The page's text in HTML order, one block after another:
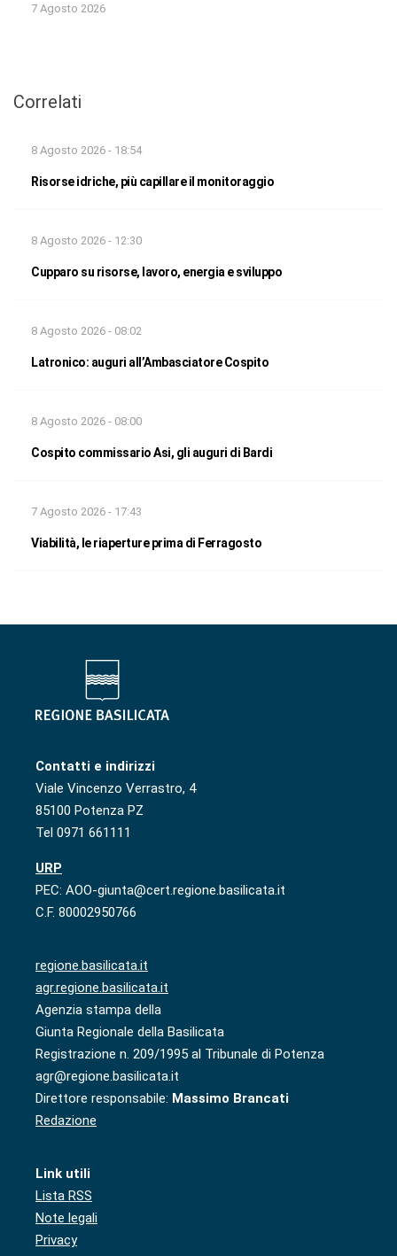
7 Agosto 2026
Correlati
8 Agosto 2026 - 18:54
Risorse idriche, più capillare il monitoraggio
8 Agosto 2026 - 12:30
Cupparo su risorse, lavoro, energia e sviluppo
8 Agosto 2026 - 08:02
Latronico: auguri all’Ambasciatore Cospito
8 Agosto 2026 - 08:00
Cospito commissario Asi, gli auguri di Bardi
7 Agosto 2026 - 17:43
Viabilità, le riaperture prima di Ferragosto
Contatti e indirizzi
Viale Vincenzo Verrastro, 4
85100 Potenza PZ
Tel 0971 661111
URP
PEC: AOO-giunta@cert.regione.basilicata.it
C.F. 80002950766
regione.basilicata.it
agr.regione.basilicata.it
Agenzia stampa della
Giunta Regionale della Basilicata
Registrazione n. 209/1995 al Tribunale di Potenza
agr@regione.basilicata.it
Direttore responsabile: Massimo Brancati
Redazione
Link utili
Lista RSS
Note legali
Privacy